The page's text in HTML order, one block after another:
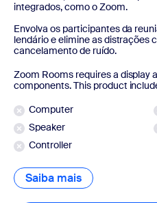
integrados, como o Zoom.
Envolva os participantes da
lendário e elimine as distrações
cancelamento de ruído.
Zoom Rooms requires a display
components. This product
Computer
Speaker
Controller
Saiba mais Saiba mais